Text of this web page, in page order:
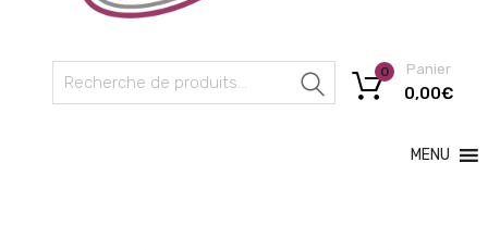
Recherche
Panier
0,00€
0
MENU